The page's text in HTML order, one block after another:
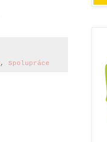
, Spolupráce